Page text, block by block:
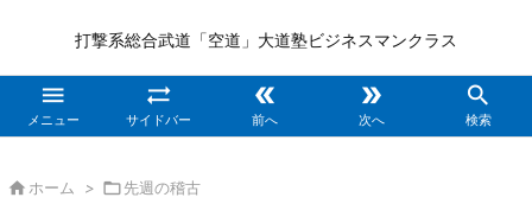
打撃系総合武道「空道」大道塾ビジネスマンクラス

メニュー

サイドバー

前へ

次へ

検索
 ホーム > 先週の稽古